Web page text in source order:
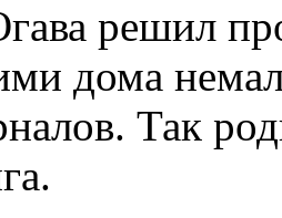
решил
дома
Так